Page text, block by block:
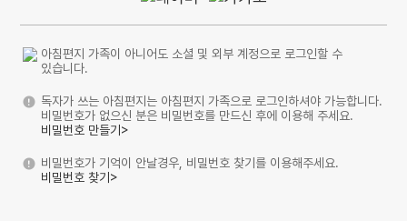
아침편지 가족이 아니어도 소셜 및 외부 계정으로 로그인할 수
있습니다.
독자가 쓰는 아침편지는 아침편지 가족으로 로그인하셔야 가능합니다.
비밀번호가 없으신 분은 비밀번호를 만드신 후에 이용해 주세요.
비밀번호 만들기>
비밀번호가 기억이 안날경우, 비밀번호 찾기를 이용해주세요.
비밀번호 찾기>